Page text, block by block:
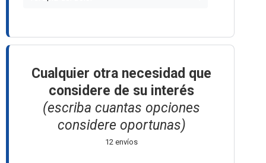
Cualquier otra necesidad que
considere de su interés
(escriba cuantas opciones
considere oportunas)
12 envíos